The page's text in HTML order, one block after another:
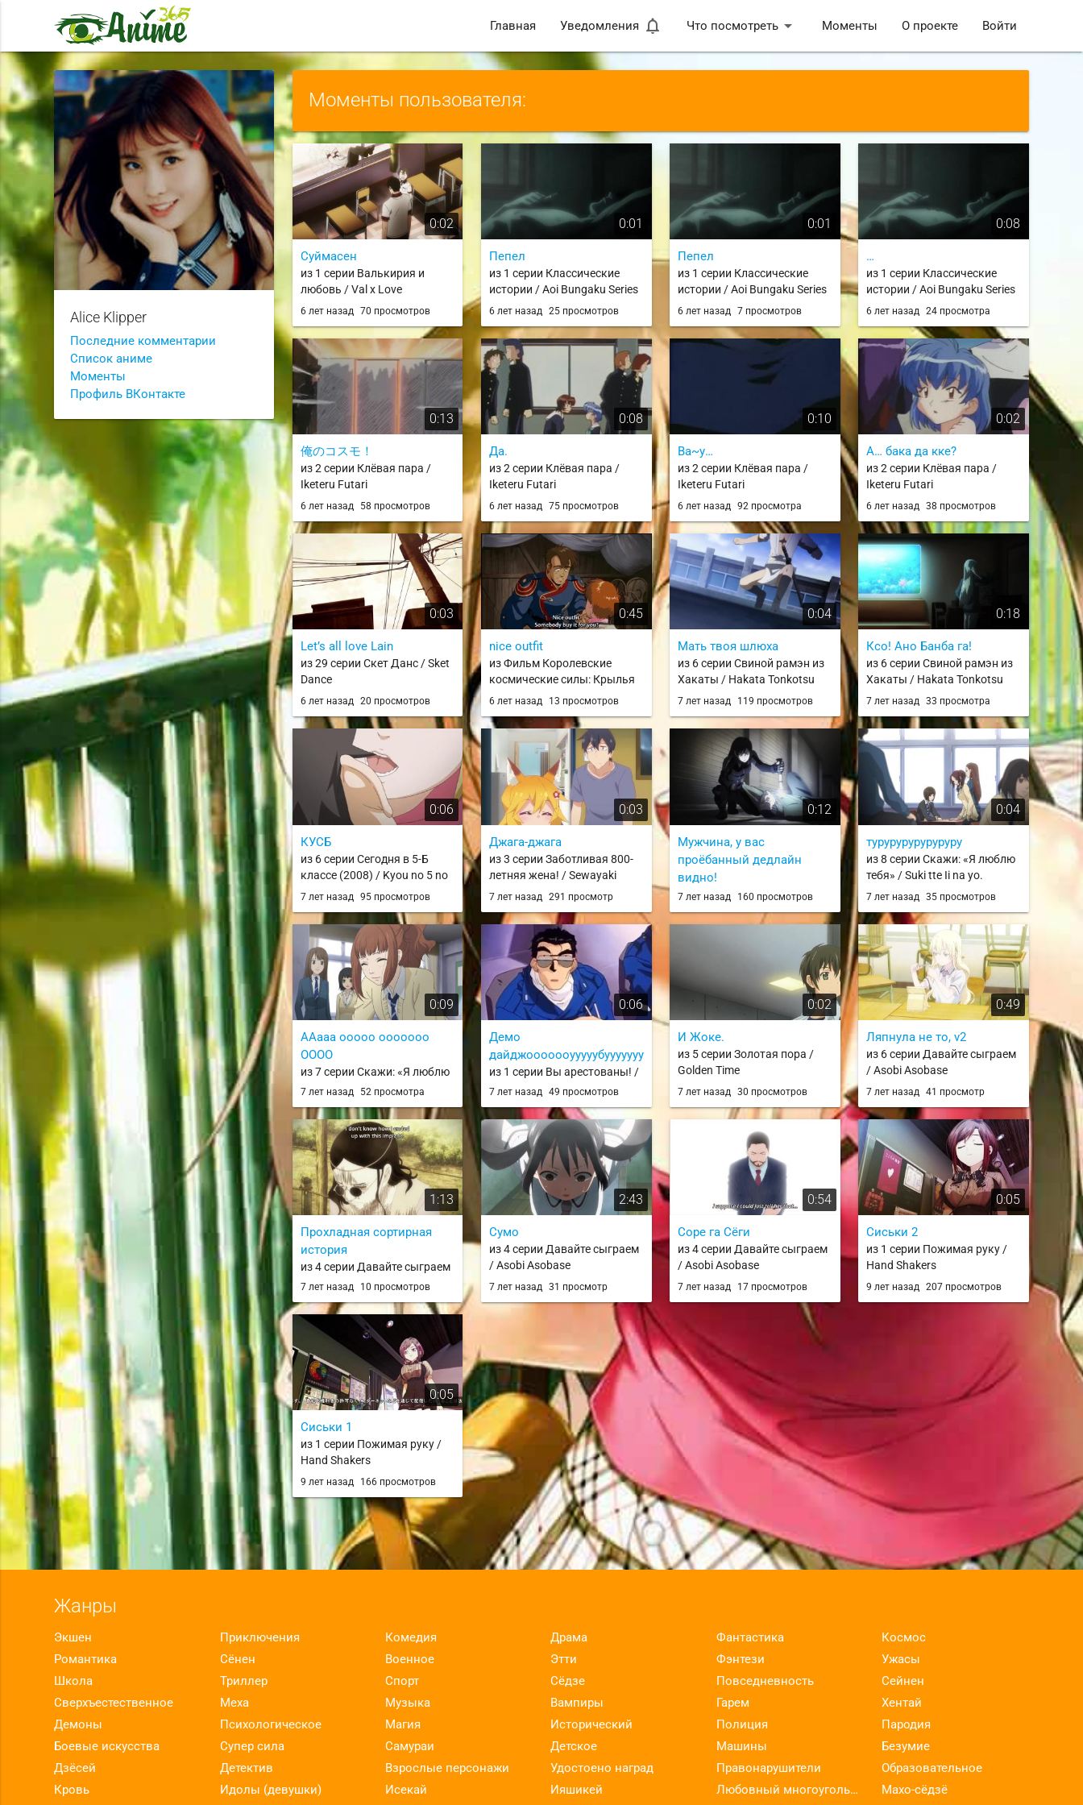
Главная Уведомления notifications_none Что посмотретьarrow_drop_down Моменты О проекте Войти
Alice Klipper
Последние комментарии
Список аниме
Моменты
Профиль ВКонтакте
Моменты пользователя:
0:02
Суймасен
из 1 серии Валькирия и
любовь / Val x Love
6 лет назад 70 просмотров
0:01
Пепел
из 1 серии Классические
истории / Aoi Bungaku Series
6 лет назад 25 просмотров
0:01
Пепел
из 1 серии Классические
истории / Aoi Bungaku Series
6 лет назад 7 просмотров
0:08
…
из 1 серии Классические
истории / Aoi Bungaku Series
6 лет назад 24 просмотра
0:13
俺のコスモ！
из 2 серии Клёвая пара /
Iketeru Futari
6 лет назад 58 просмотров
0:08
Да.
из 2 серии Клёвая пара /
Iketeru Futari
6 лет назад 75 просмотров
0:10
Ва~у…
из 2 серии Клёвая пара /
Iketeru Futari
6 лет назад 92 просмотра
0:02
А… бака да кке?
из 2 серии Клёвая пара /
Iketeru Futari
6 лет назад 38 просмотров
0:03
Let’s all love Lain
из 29 серии Скет Данс / Sket
Dance
6 лет назад 20 просмотров
0:45
nice outfit
из Фильм Королевские
космические силы: Крылья
Хоннеамиз / Ouritsu
Tsubasa / WoH
6 лет назад 13 просмотров
0:04
Мать твоя шлюха
из 6 серии Свиной рамэн из
Хакаты / Hakata Tonkotsu
Ramens
7 лет назад 119 просмотров
0:18
Ксо! Ано Банба га!
из 6 серии Свиной рамэн из
Хакаты / Hakata Tonkotsu
Ramens
7 лет назад 33 просмотра
0:06
КУСБ
из 6 серии Сегодня в 5-Б
классе (2008) / Kyou no 5 no
2 (TV)
7 лет назад 95 просмотров
0:03
Джага-джага
из 3 серии Заботливая 800-
летняя жена! / Sewayaki
Kitsune no Senko-san
7 лет назад 291 просмотр
0:12
Мужчина, у вас
пpoëбанный дедлайн
видно!
из 8 серии Бугипоп никогда
не смеётся (2019) /
Boogiepop wa Warawanai
7 лет назад 160 просмотров
0:04
туруруруруруруру
из 8 серии Скажи: «Я люблю
тебя» / Suki tte Ii na yo.
7 лет назад 35 просмотров
0:09
ААааа ооооо ооооооо
ОООО
из 7 серии Скажи: «Я люблю
тебя» / Suki tte Ii na yo.
7 лет назад 52 просмотра
0:06
Демо
дайджооооооууууубууууууу.
из 1 серии Вы арестованы! /
Taiho Shichau zo (TV) / YUA
7 лет назад 49 просмотров
0:02
И Жоке.
из 5 серии Золотая пора /
Golden Time
7 лет назад 30 просмотров
0:49
Ляпнула не то, v2
из 6 серии Давайте сыграем
/ Asobi Asobase
7 лет назад 41 просмотр
1:13
Прохладная сортирная
история
из 4 серии Давайте сыграем
/ Asobi Asobase
7 лет назад 10 просмотров
2:43
Сумо
из 4 серии Давайте сыграем
/ Asobi Asobase
7 лет назад 31 просмотр
0:54
Соре га Сёги
из 4 серии Давайте сыграем
/ Asobi Asobase
7 лет назад 17 просмотров
0:05
Сиськи 2
из 1 серии Пожимая руку /
Hand Shakers
9 лет назад 207 просмотров
0:05
Сиськи 1
из 1 серии Пожимая руку /
Hand Shakers
9 лет назад 166 просмотров
Жанры
Экшен Приключения Комедия Драма Фантастика
Космос
Романтика
Сёнен Военное Этти Фэнтези
Ужасы
Школа
Триллер Спорт Сёдзе Повседневность
Сейнен
Сверхъестественное
Меха Музыка Вампиры Гарем
Хентай
Демоны
Психологическое Магия Исторический Полиция
Пародия
Боевые искусства
Супер сила Самураи Детское Машины
Безумие
Дзёсей
Детектив Взрослые персонажи Удостоено наград Правонарушители
Образовательное
Кровь
Идолы (девушки) Исекай Ияшикей Любовный многоугольник
Махо-сёдзё